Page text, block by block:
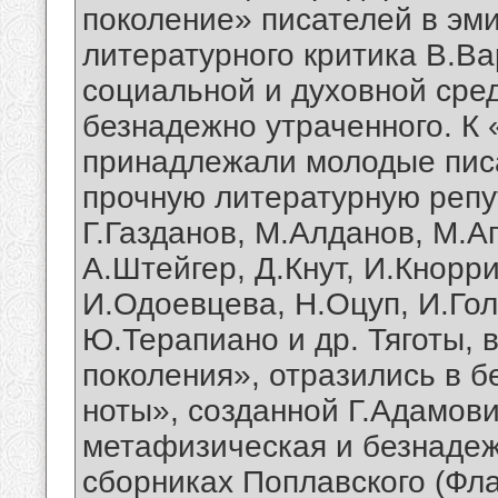
поколение» писателей в
литературного критика
социальной и духовной
безнадежно утраченного.
принадлежали молодые
прочную литературную
Г.Газданов, М.Алданов,
А.Штейгер, Д.Кнут,
И.Одоевцева, Н.Оцуп,
Ю.Терапиано и др. Тяготы,
поколения», отразились в
ноты», созданной
метафизическая и
сборниках Поплавского